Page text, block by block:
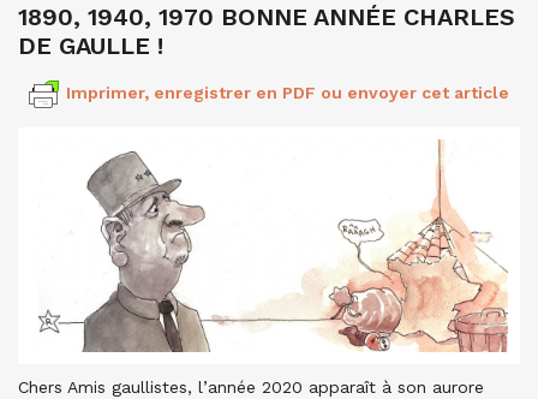
1890, 1940, 1970 BONNE ANNÉE CHARLES
DE GAULLE !
Imprimer, enregistrer en PDF ou envoyer cet article
Chers Amis gaullistes, l’année 2020 apparaît à son aurore